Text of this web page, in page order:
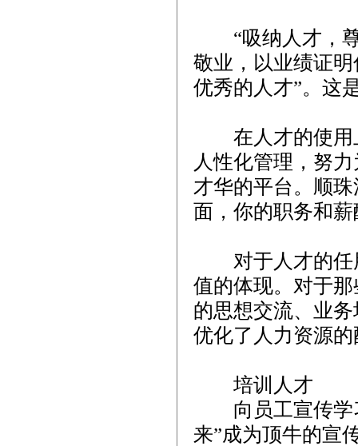
“吸纳人才，尊
敬业，以业绩证
优秀的人才”。这
在人才的使用
人性化管理，努
才华的平台。顺
面，你的职务和
对于人才的任
值的体现。对于
的思想交流、业
优化了人力资源
培训人才
向员工宣传学
来”成为顶牛的宣